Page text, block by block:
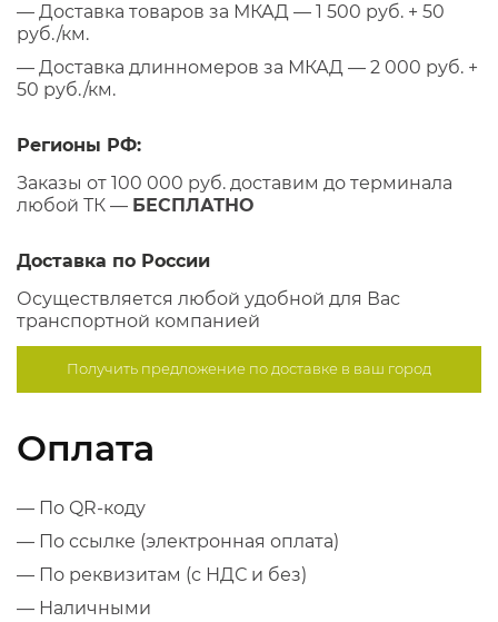
— Доставка товаров за МКАД — 1 500 руб. + 50
руб./км.
— Доставка длинномеров за МКАД — 2 000 руб. +
50 руб./км.
Регионы РФ:
Заказы от 100 000 руб. доставим до терминала
любой ТК — БЕСПЛАТНО
Доставка по России
Осуществляется любой удобной для Вас
транспортной компанией
Получить предложение подоставке в ваш город
Оплата
— По QR-коду
— По ссылке (электронная оплата)
— По реквизитам (с НДС и без)
— Наличными